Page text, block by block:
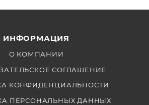
ИНФОРМАЦИЯ
О КОМПАНИИ
СОГЛАШЕНИЕ
КОНФИДЕНЦИАЛЬНОСТИ
ПЕРСОНАЛЬНЫХ ДАННЫХ